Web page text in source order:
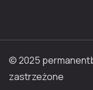
© 2025
zastrzeżone